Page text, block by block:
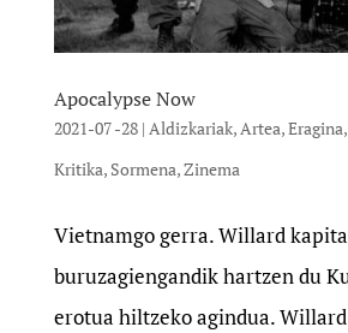
Apocalypse Now
2021-07 -28| Aldizkariak, Artea,Eragina,
Kritika, Sormena,Zinema
Vietnamgo gerra. Willard
buruzagiengandik hartzen du
erotua hiltzeko agindua.